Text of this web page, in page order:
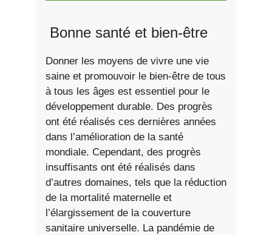
Bonne santé et bien-être
Donner les moyens de vivre une vie
saine et promouvoir le bien-être de tous
à tous les âges est essentiel pour le
développement durable. Des progrès
ont été réalisés ces dernières années
dans l’amélioration de la santé
mondiale. Cependant, des progrès
insuffisants ont été réalisés dans
d’autres domaines, tels que la réduction
de la mortalité maternelle et
l’élargissement de la couverture
sanitaire universelle. La pandémie de